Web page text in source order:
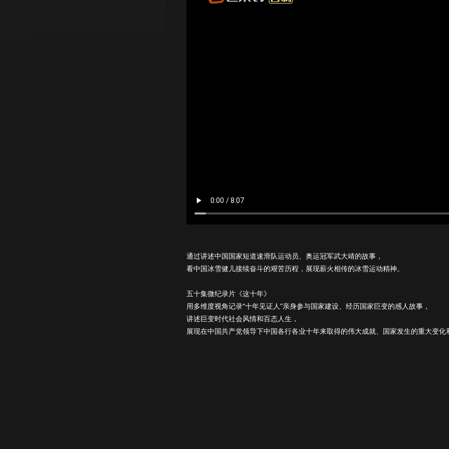
通过讲述中国国家短道速滑队运动员、奥运冠军武大靖的故事，
看中国冰雪健儿接续奋斗的艰苦历程，展现薪火相传的冰雪运动精神。
五十集微纪录片《这十年》
用多维度视角记录“十年见证人”亲身参与国家建设、经历国家巨变的感人故事，
讲述巨变时代社会风情和百态人生，
展现在中国共产党领导下中国各行各业十年来取得的伟大成就、国家发生的重大变化